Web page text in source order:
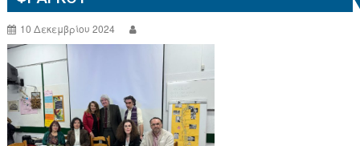
10 Δεκεμβρίου 2024